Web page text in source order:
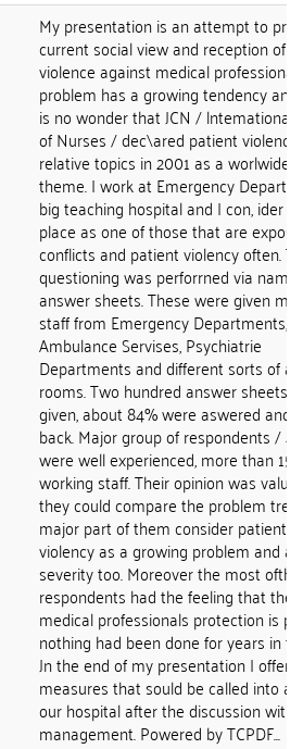
My presentation is an attempt to
current social view and reception of
violence against medical
problem has a growing tendency
is no wonder that JCN / lntemational
of Nurses / dec\ared patient violence
relative topics in 2001 as a worlwide
theme. I work at Emergency
big teaching hospital and I con, ider
place as one of those that are
conflicts and patient violency often.
questioning was perforrned via
answer sheets. These were given
staff from Emergency Departments,
Ambulance Servises, Psychiatrie
Departments and different sorts of
rooms. Two hundred answer sheets
given, about 84% were aswered and
back. Major group of respondents /
were well experienced, more than 15
working staff. Their opinion was
they could compare the problem
major part of them consider patient
violency as a growing problem and
severity too. Moreover the most ofthe
respondents had the feeling that the
medical professionals protection is
nothing had been done for years in
Jn the end of my presentation I offer
measures that sould be called into
our hospital after the discussion with
management. Powered by TCPDF...